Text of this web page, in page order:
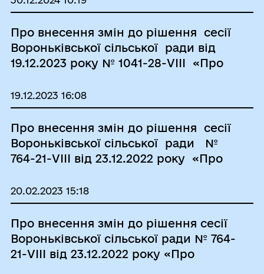
Вороньківської сільської ради
Бориспільського району Київської
області на 2024-2026 роки”
Про внесення змін до рішення сесії
Вороньківської сільської ради від
19.12.2023 року № 1041-28-VІІI «Про
територіальної громади на 2024
рік»
19.12.2023 16:08
Про внесення змін до рішення сесії
Вороньківської сільської ради №
764-21-VІІI від 23.12.2022 року «Про
територіальної громади на 2023
рік»
20.02.2023 15:18
Про внесення змін до рішення сесії
Вороньківської сільської ради № 764-
21-VІІI від 23.12.2022 року «Про